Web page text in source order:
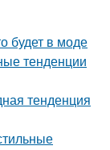
будет в моде
тенденции
тенденция